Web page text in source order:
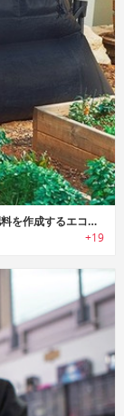
HomeBiogas｜食品廃棄物から調理用バイオガス・肥料を作成するエコシステム「ホームバイオガス」
+19